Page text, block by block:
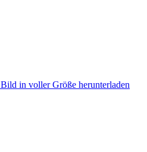
Bild in voller Größe herunterladen